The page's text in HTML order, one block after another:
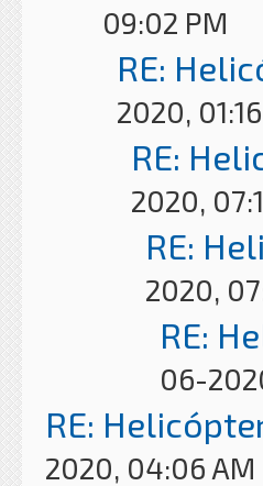
09:02 PM
RE:
2020,
RE:
2020,
RE:
2020,
RE:
06-
RE:
2020, 04:06 AM